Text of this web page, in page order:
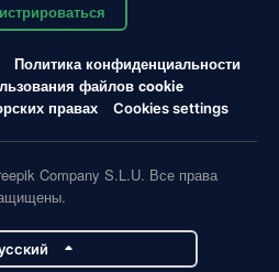
Политика конфиденциальности
файлов cookie
правах
Cookies settings
Company S.L.U. Все права